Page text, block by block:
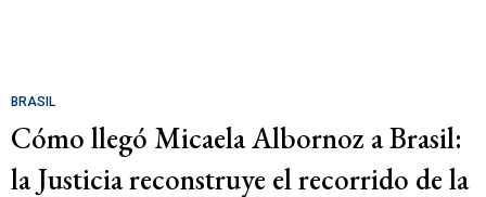
BRASIL
Cómo llegó Micaela Albornoz a Brasil:
la Justicia reconstruye el recorrido de la